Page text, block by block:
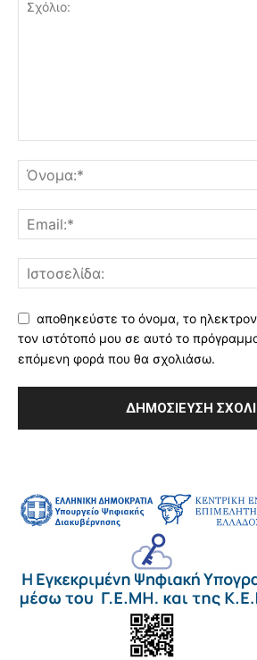
αποθηκεύστε το όνομα, το
τον ιστότοπό μου σε αυτό το
επόμενη φορά που θα σχολιάσω.